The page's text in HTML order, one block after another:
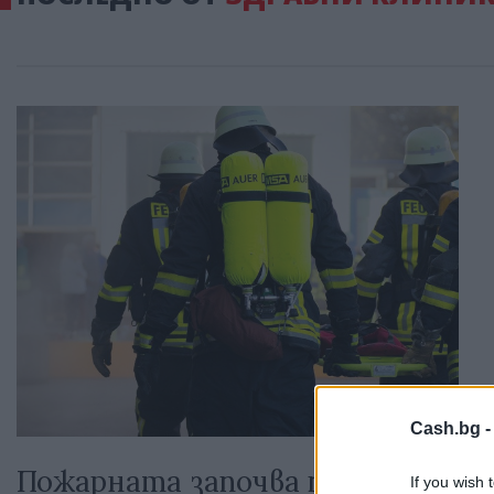
Cash.bg -
If you wish
Пожарната започва проверки в